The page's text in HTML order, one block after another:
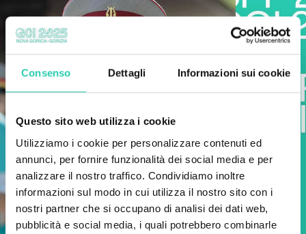
Consenso Dettagli Informazioni sui cookie
Questo sito web utilizza i cookie
Utilizziamo i cookie per personalizzare contenuti ed
annunci, per fornire funzionalità dei social media e per
analizzare il nostro traffico. Condividiamo inoltre
informazioni sul modo in cui utilizza il nostro sito con i
nostri partner che si occupano di analisi dei dati web,
pubblicità e social media, i quali potrebbero combinarle